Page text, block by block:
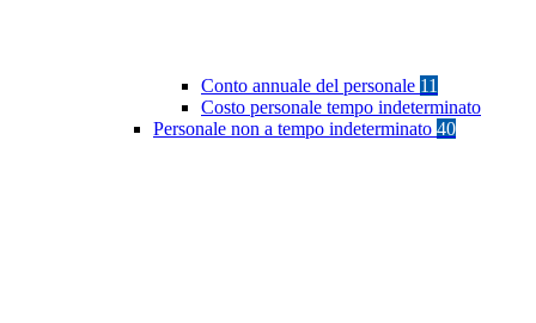
Conto annuale del personale 11
Costo personale tempo indeterminato
Personale non a tempo indeterminato 40